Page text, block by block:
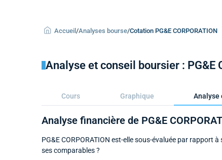
Accueil /Analyses bourse/Cotation PG&E CORPORATION
Analyse et conseil boursier : PG&E
Cours Graphique Analyse
Analyse financière de PG&E
PG&E CORPORATION est-elle sous-évaluée par rapport
ses comparables ?